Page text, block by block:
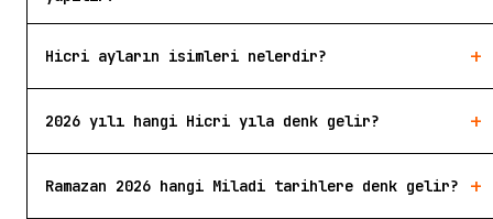
Hicri ayların isimleri nelerdir? +
2026 yılı hangi Hicri yıla denk gelir? +
Ramazan 2026 hangi Miladi tarihlere denk gelir? +